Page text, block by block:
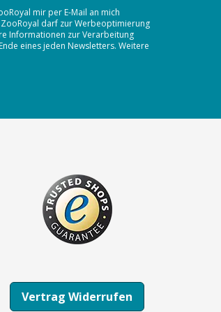
mir per E-Mail an mich
darf zur Werbeoptimierung
Informationen zur Verarbeitung
eines jeden Newsletters. Weitere
Vertrag Widerrufen